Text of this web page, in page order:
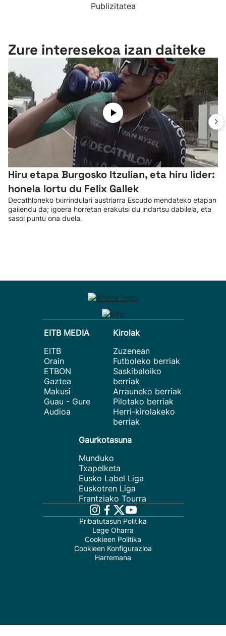
Publizitatea
Zure interesekoa izan daiteke
Hiru etapa Burgosko Itzulian, eta hiru lider:
honela lortu du Felix Gallek
Decathloneko txirrindulari austriarra Escudo mendateko etapan
gailendu da; igoera horretan erakutsi du indartsu dabilela, eta
sasoi puntu ona duela.
EITB MEDIA
EITB
Orain
ETBON
Gaztea
Makusi
Guau - Gure
Audioa
Kirolak
Zuzenean
Futboleko berriak
Saskibaloiko
berriak
Arrauneko berriak
Pilotako berriak
Herri-kirolakeko
berriak
Gaurkotasuna
Munduko
Txapelketa
Eusko Label Liga
Euskotren Liga
Frantziako Tourra
Pribatutasun Politika
Lege Oharra
Cookieen Politika
Cookieen Konfigurazioa
Harremana